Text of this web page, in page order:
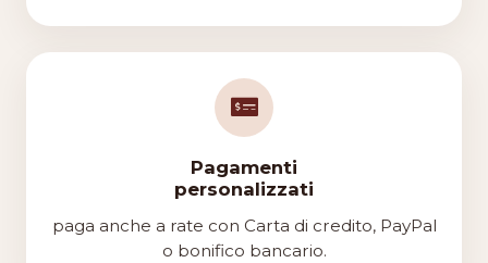
Pagamenti
personalizzati
paga anche a rate con Carta di credito, PayPal
o bonifico bancario.